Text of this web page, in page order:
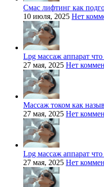
Смас лифтинг как
10 июля, 2025 Нет
Lpg массаж аппарат что
27 мая, 2025 Нет
Массаж током как
27 мая, 2025 Нет
Lpg массаж аппарат что
27 мая, 2025 Нет